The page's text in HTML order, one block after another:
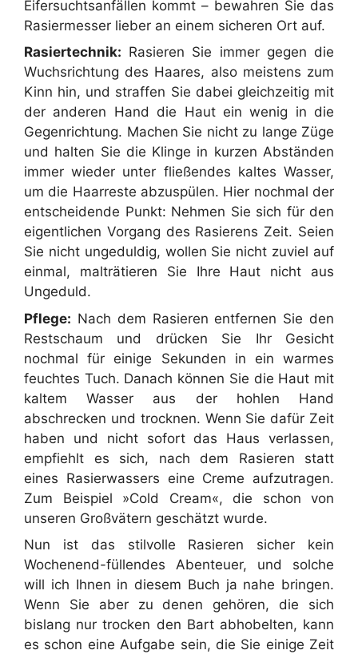
Eifersuchtsanfällen kommt – bewahren Sie das
Rasiermesser lieber an einem sicheren Ort auf.
Rasiertechnik: Rasieren Sie immer gegen die
Wuchsrichtung des Haares, also meistens zum
Kinn hin, und straffen Sie dabei gleichzeitig mit
der anderen Hand die Haut ein wenig in die
Gegenrichtung. Machen Sie nicht zu lange Züge
und halten Sie die Klinge in kurzen Abständen
immer wieder unter fließendes kaltes Wasser,
um die Haarreste abzuspülen. Hier nochmal der
entscheidende Punkt: Nehmen Sie sich für den
eigentlichen Vorgang des Rasierens Zeit. Seien
Sie nicht ungeduldig, wollen Sie nicht zuviel auf
einmal, malträtieren Sie Ihre Haut nicht aus
Ungeduld.
Pflege: Nach dem Rasieren entfernen Sie den
Restschaum und drücken Sie Ihr Gesicht
nochmal für einige Sekunden in ein warmes
feuchtes Tuch. Danach können Sie die Haut mit
kaltem Wasser aus der hohlen Hand
abschrecken und trocknen. Wenn Sie dafür Zeit
haben und nicht sofort das Haus verlassen,
empfiehlt es sich, nach dem Rasieren statt
eines Rasierwassers eine Creme aufzutragen.
Zum Beispiel »Cold Cream«, die schon von
unseren Großvätern geschätzt wurde.
Nun ist das stilvolle Rasieren sicher kein
Wochenend-füllendes Abenteuer, und solche
will ich Ihnen in diesem Buch ja nahe bringen.
Wenn Sie aber zu denen gehören, die sich
bislang nur trocken den Bart abhobelten, kann
es schon eine Aufgabe sein, die Sie einige Zeit